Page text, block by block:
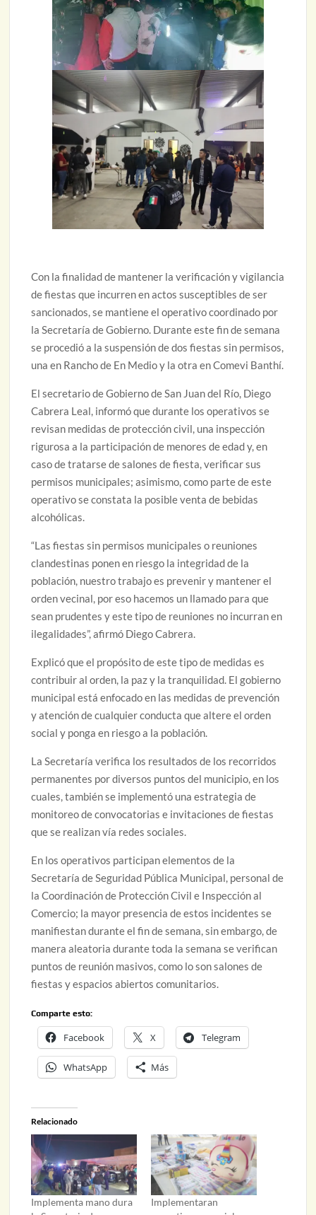
Con la finalidad de mantener la verificación y vigilancia
de fiestas que incurren en actos susceptibles de ser
sancionados, se mantiene el operativo coordinado por
la Secretaría de Gobierno. Durante este fin de semana
se procedió a la suspensión de dos fiestas sin permisos,
una en Rancho de En Medio y la otra en Comevi Banthí.
El secretario de Gobierno de San Juan del Río, Diego
Cabrera Leal, informó que durante los operativos se
revisan medidas de protección civil, una inspección
rigurosa a la participación de menores de edad y, en
caso de tratarse de salones de fiesta, verificar sus
permisos municipales; asimismo, como parte de este
operativo se constata la posible venta de bebidas
alcohólicas.
“Las fiestas sin permisos municipales o reuniones
clandestinas ponen en riesgo la integridad de la
población, nuestro trabajo es prevenir y mantener el
orden vecinal, por eso hacemos un llamado para que
sean prudentes y este tipo de reuniones no incurran en
ilegalidades”, afirmó Diego Cabrera.
Explicó que el propósito de este tipo de medidas es
contribuir al orden, la paz y la tranquilidad. El gobierno
municipal está enfocado en las medidas de prevención
y atención de cualquier conducta que altere el orden
social y ponga en riesgo a la población.
La Secretaría verifica los resultados de los recorridos
permanentes por diversos puntos del municipio, en los
cuales, también se implementó una estrategia de
monitoreo de convocatorias e invitaciones de fiestas
que se realizan vía redes sociales.
En los operativos participan elementos de la
Secretaría de Seguridad Pública Municipal, personal de
la Coordinación de Protección Civil e Inspección al
Comercio; la mayor presencia de estos incidentes se
manifiestan durante el fin de semana, sin embargo, de
manera aleatoria durante toda la semana se verifican
puntos de reunión masivos, como lo son salones de
fiestas y espacios abiertos comunitarios.
Comparte esto:
Facebook X Telegram
WhatsApp Más
Relacionado
Implementa mano dura
Implementaran